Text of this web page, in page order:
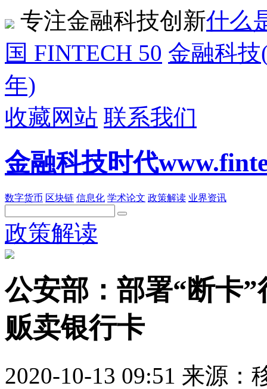
专注金融科技创新什么
国 FINTECH 50 金融科技
年)
收藏网站 联系我们
金融科技时代
数字货币 区块链 信息化 学术论文 政策解读 业界资讯
政策解读
公安部：部署“断卡
贩卖银行卡
2020-10-13 09:51 来源：